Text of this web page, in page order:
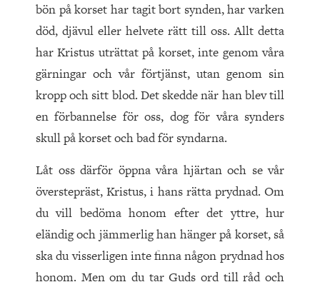
bön på korset har tagit bort synden, har varken
död, djävul eller helvete rätt till oss. Allt detta
har Kristus uträttat på korset, inte genom våra
gärningar och vår förtjänst, utan genom sin
kropp och sitt blod. Det skedde när han blev till
en förbannelse för oss, dog för våra synders
skull på korset och bad för syndarna.
Låt oss därför öppna våra hjärtan och se vår
överstepräst, Kristus, i hans rätta prydnad. Om
du vill bedöma honom efter det yttre, hur
eländig och jämmerlig han hänger på korset, så
ska du visserligen inte finna någon prydnad hos
honom. Men om du tar Guds ord till råd och